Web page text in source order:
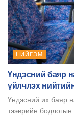
НИЙГЭМ
Үндэсний баяр
үйлчлэх
Үндэсний их баяр
тээврийн